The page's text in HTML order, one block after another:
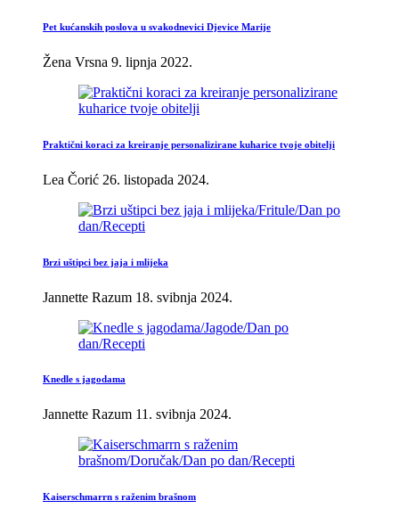
Pet kućanskih poslova u svakodnevici Djevice Marije
Žena Vrsna 9. lipnja 2022.
Praktični koraci za kreiranje personalizirane kuharice tvoje obitelji
Lea Čorić 26. listopada 2024.
Brzi uštipci bez jaja i mlijeka
Jannette Razum 18. svibnja 2024.
Knedle s jagodama
Jannette Razum 11. svibnja 2024.
Kaiserschmarrn s raženim brašnom